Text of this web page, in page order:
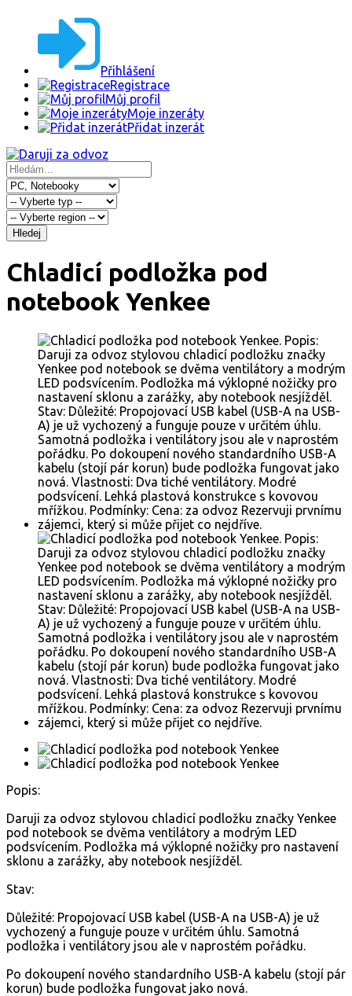
Přihlášení
Registrace
Můj profil
Moje inzeráty
Přidat inzerát
Hledej
Chladicí podložka pod
notebook Yenkee
Popis:
Daruji za odvoz stylovou chladicí podložku značky Yenkee
pod notebook se dvěma ventilátory a modrým LED
podsvícením. Podložka má výklopné nožičky pro nastavení
sklonu a zarážky, aby notebook nesjížděl.
Stav:
Důležité: Propojovací USB kabel (USB-A na USB-A) je už
vychozený a funguje pouze v určitém úhlu. Samotná
podložka i ventilátory jsou ale v naprostém pořádku.
Po dokoupení nového standardního USB-A kabelu (stojí pár
korun) bude podložka fungovat jako nová.